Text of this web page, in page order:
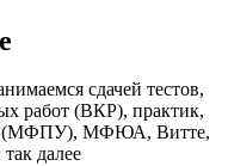
сдачей тестов,
работ (ВКР), практик,
(МФПУ), МФЮА, Витте,
далее